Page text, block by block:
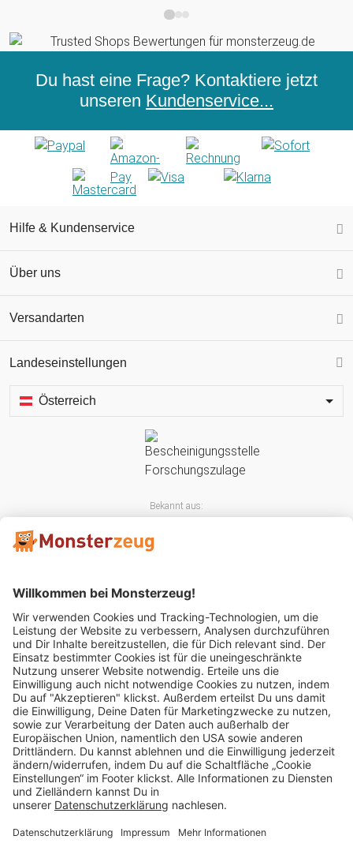
Du hast eine Frage? Kontaktiere jetzt
unseren Kundenservice...
Hilfe & Kundenservice
Über uns
Versandarten
Landeseinstellungen
Österreich
Bekannt aus:
Mitglied im:
Impressum AGB Widerrufsbelehrung